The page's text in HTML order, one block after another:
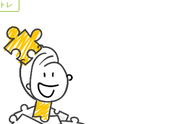
レ